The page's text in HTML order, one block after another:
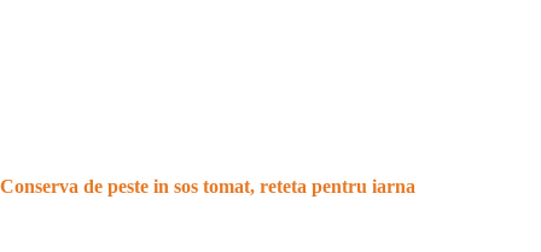
Conserva de peste in sos tomat, reteta pentru iarna